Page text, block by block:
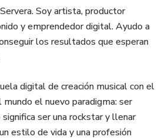
Soy artista, productor
y emprendedor digital. Ayudo a
los resultados que esperan
digital de creación musical con el
el nuevo paradigma: ser
ser una rockstar y llenar
estilo de vida y una profesión